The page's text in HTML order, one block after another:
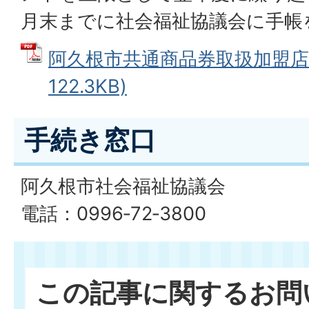
月末までに社会福祉協議会に手
阿久根市共通商品券取扱加盟
122.3KB)
手続き窓口
阿久根市社会福祉協議会
電話：0996‐72‐3800
この記事に関するお